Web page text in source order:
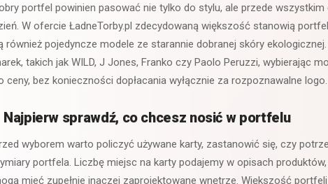
portfel powinien pasować nie tylko do stylu, ale przede
W ofercie ŁadneTorby.pl zdecydowaną większość stanowią
również pojedyncze modele ze starannie dobranej skóry
takich jak WILD, J Jones, Franko czy Paolo Peruzzi, wybierając
ceny, bez konieczności dopłacania wyłącznie za rozpoznawalne logo.
Najpierw sprawdź, co chcesz nosić w portfelu
wyborem warto policzyć używane karty, zastanowić się, czy
portfela. Liczbę miejsc na karty podajemy w opisach
mieć zupełnie inaczej zaprojektowane wnętrze. Większość